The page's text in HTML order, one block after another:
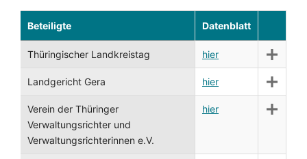
Beteiligte Datenblatt
Thüringischer Landkreistag hier
Landgericht Gera hier
Verein der Thüringer
Verwaltungsrichter und
Verwaltungsrichterinnen e.V.
hier